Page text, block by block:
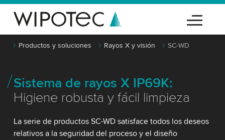
Productos y soluciones Rayos X y visión SC-WD
Sistema de rayos X IP69K:
Higiene robusta y fácil limpieza
La serie de productos SC-WD satisface todos los deseos
relativos a la seguridad del proceso y el diseño